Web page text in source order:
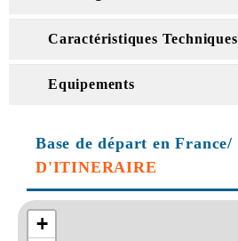
Caractéristiques Techniques
Equipements
Base de départ en France/
D'ITINERAIRE